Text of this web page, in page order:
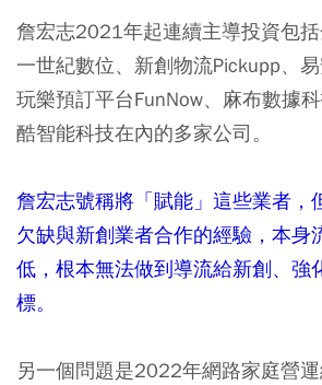
詹宏志2021年起連續主導投資包
一世紀數位、新創物流Pickupp、
玩樂預訂平台FunNow、麻布數據
酷智能科技在內的多家公司。
詹宏志號稱將「賦能」這些業者，
欠缺與新創業者合作的經驗，本身
低，根本無法做到導流給新創、強
標。
另一個問題是2022年網路家庭營